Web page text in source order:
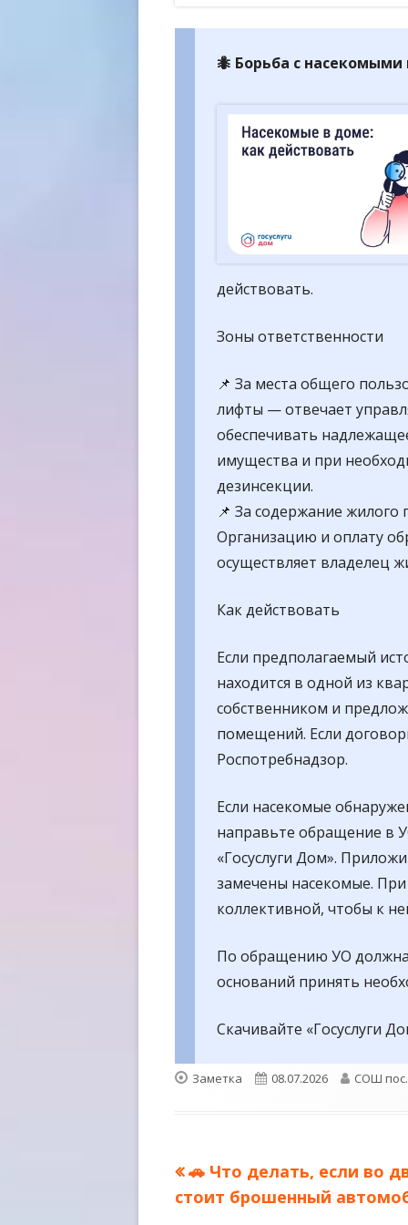
🐜 Борьба с
действовать.
Зоны ответственности
📌 За места общего
лифты — отвечает
обеспечивать
имущества и при
дезинсекции.
📌 За содержание жилого
Организацию и оплату
осуществляет владелец
Как действовать
Если предполагаемый
находится в одной из
собственником и
помещений. Если
Роспотребнадзор.
Если насекомые
направьте обращение в
«Госуслуги Дом».
замечены насекомые.
коллективной, чтобы к
По обращению УО должна
оснований принять
Скачивайте «Госуслуги
Формат
Заметка Опубликовано
08.07.2026 Автор
СОШ
Навигация
Предыдущая
запись:
🚗 Что делать, если во
стоит брошенный